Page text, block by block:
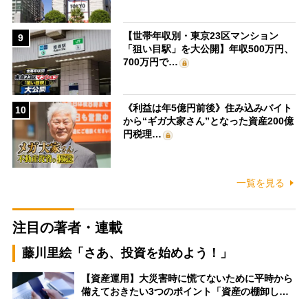
9
【世帯年収別・東京23区マンション
「狙い目駅」を大公開】年収500万円、
700万円で…
10
《利益は年5億円前後》住み込みバイト
から“ギガ大家さん”となった資産200億
円税理…
一覧を見る
注目の著者・連載
藤川里絵「さあ、投資を始めよう！」
【資産運用】大災害時に慌てないために平時から
備えておきたい3つのポイント「資産の棚卸し…